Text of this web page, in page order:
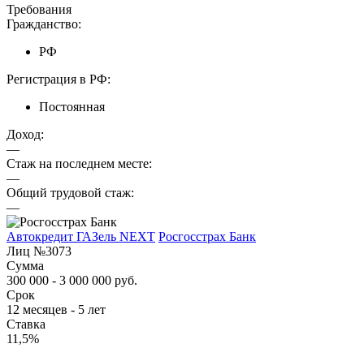
Требования
Гражданство:
РФ
Регистрация в РФ:
Постоянная
Доход:
—
Стаж на последнем месте:
—
Общий трудовой стаж:
—
Автокредит ГАЗель NEXT Росгосстрах Банк
Лиц №3073
Сумма
300 000 - 3 000 000 руб.
Срок
12 месяцев - 5 лет
Ставка
11,5%